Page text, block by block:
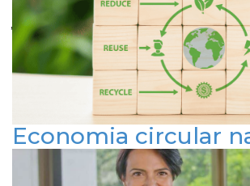
ARQUITETURA E URBANISMO
INOVAÇÃO E TECNOLOGIA
Economia circular
construção civil
Publicado em 14 de fevereiro de 2024